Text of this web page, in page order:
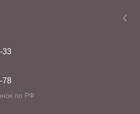
33
78
по РФ